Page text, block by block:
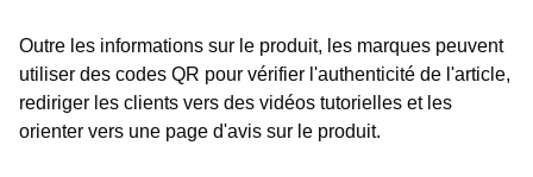
Outre les informations sur le produit, les marques peuvent
utiliser des codes QR pour vérifier l'authenticité de l'article,
rediriger les clients vers des vidéos tutorielles et les
orienter vers une page d'avis sur le produit.